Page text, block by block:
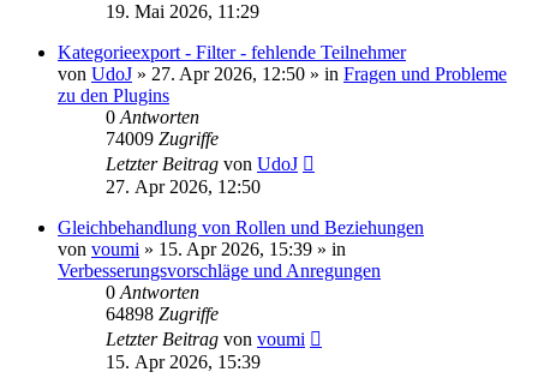
19. Mai 2026, 11:29
Kategorieexport - Filter - fehlende Teilnehmer
von UdoJ » 27. Apr 2026, 12:50 » in Fragen und Probleme
zu den Plugins
0 Antworten
74009 Zugriffe
Letzter Beitrag von UdoJ
27. Apr 2026, 12:50
Gleichbehandlung von Rollen und Beziehungen
von voumi » 15. Apr 2026, 15:39 » in
Verbesserungsvorschläge und Anregungen
0 Antworten
64898 Zugriffe
Letzter Beitrag von voumi
15. Apr 2026, 15:39